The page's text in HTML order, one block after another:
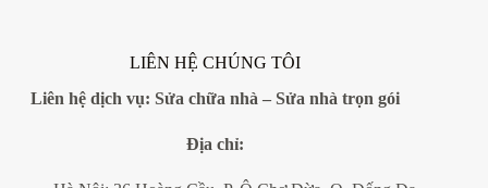
LIÊN HỆ CHÚNG TÔI
Liên hệ dịch vụ: Sửa chữa nhà – Sửa nhà trọn gói
Địa chỉ: